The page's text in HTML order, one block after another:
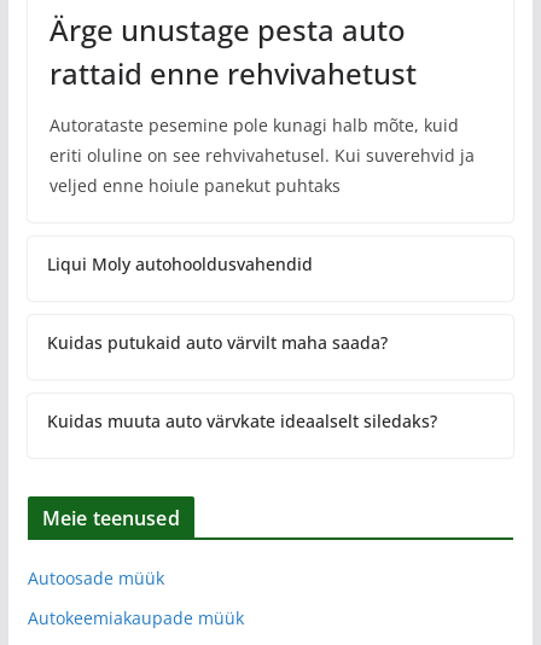
Ärge unustage pesta auto
rattaid enne rehvivahetust
Autorataste pesemine pole kunagi halb mõte, kuid
eriti oluline on see rehvivahetusel. Kui suverehvid ja
veljed enne hoiule panekut puhtaks
Liqui Moly autohooldusvahendid
Kuidas putukaid auto värvilt maha saada?
Kuidas muuta auto värvkate ideaalselt siledaks?
Meie teenused
Autoosade müük
Autokeemiakaupade müük